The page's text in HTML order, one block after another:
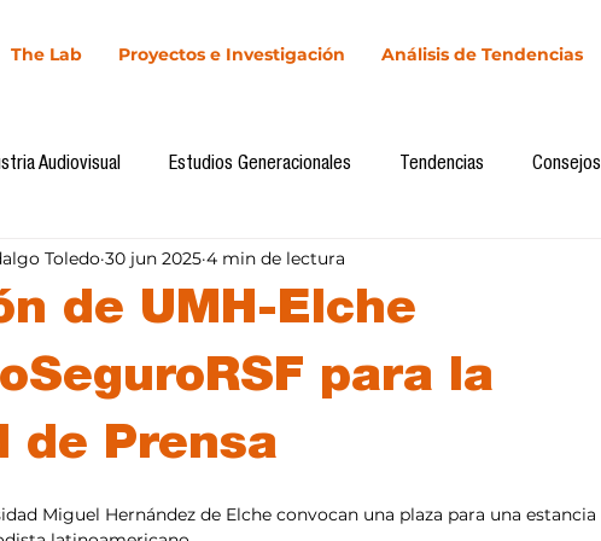
The Lab Proyectos e Investigación Análisis de Tendencias
Audiovisual Estudios Generacionales Tendencias Consejos
Cultura Digital Comunicación y Sociedad
Investigación H&NhCL CICA/Sintaxis
Casos de estudio Novedades
de UMH-Elche
para la
de Prensa
Toledo 30 jun 2025 4 min de lectura
Miguel Hernández de Elche convocan una plaza para una estancia